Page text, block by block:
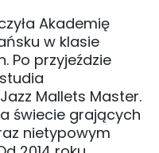
Akademię
w klasie
Po przyjeździe
Mallets Master.
świecie grających
nietypowym